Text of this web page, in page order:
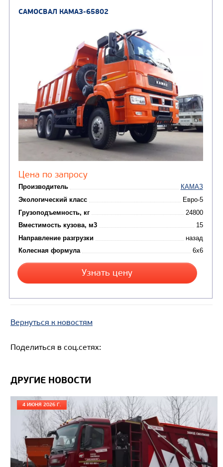
Цена по запросу
Производитель
Экологический класс
Грузоподъемность, кг
Вместимость кузова, м3
Направление разгрузки
Колесная формула
САМОСВАЛ КАМАЗ-6580
Цена по запросу
Производитель
Вернуться к новостям
Поделиться в соц.сетях:
ДРУГИЕ НОВОСТИ
4 ИЮНЯ 2026 Г.